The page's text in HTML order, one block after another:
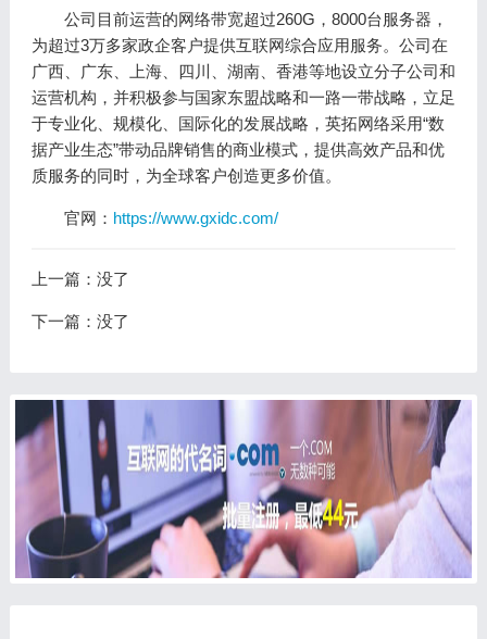
公司目前运营的网络带宽超过260G，8000台服务器，
为超过3万多家政企客户提供互联网综合应用服务。公司在
广西、广东、上海、四川、湖南、香港等地设立分子公司和
运营机构，并积极参与国家东盟战略和一路一带战略，立足
于专业化、规模化、国际化的发展战略，英拓网络采用“数
据产业生态”带动品牌销售的商业模式，提供高效产品和优
质服务的同时，为全球客户创造更多价值。
官网： https://www.gxidc.com/
上一篇：没了
下一篇：没了